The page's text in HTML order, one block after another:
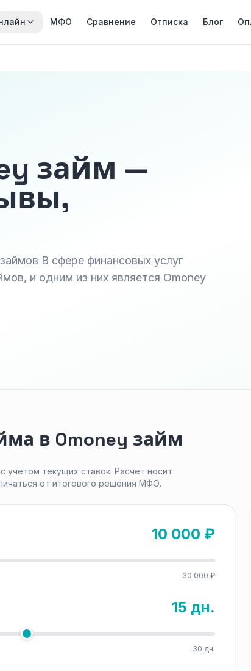
МФО Сравнение Отписка Блог
займ —
В сфере финансовых услуг
и одним из них является Omoney
в Omoney займ
учётом текущих ставок. Расчёт носит
от итогового решения МФО.
10 000 ₽
30 000 ₽
15 дн.
30 дн.